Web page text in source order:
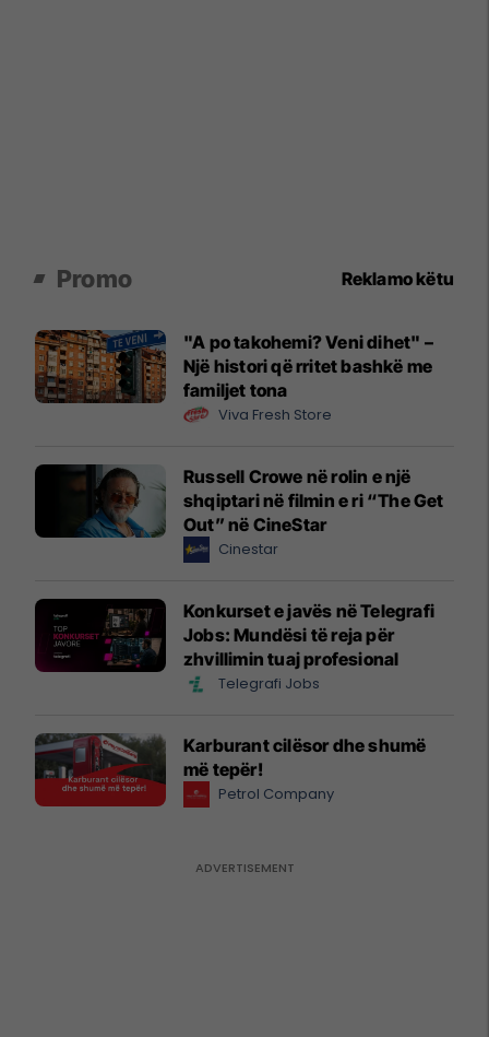
Promo Reklamo këtu
"A po takohemi? Veni dihet" –
Një histori që rritet bashkë me
familjet tona
Viva Fresh Store
Russell Crowe në rolin e një
shqiptari në filmin e ri “The Get
Out” në CineStar
Cinestar
Konkurset e javës në Telegrafi
Jobs: Mundësi të reja për
zhvillimin tuaj profesional
Telegrafi Jobs
Karburant cilësor dhe shumë
më tepër!
Petrol Company